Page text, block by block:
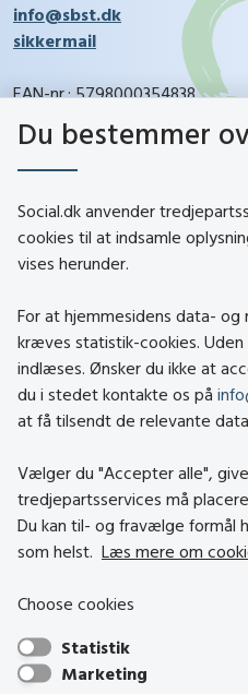
info@sbst.dk
sikkermail
EAN-nr.: 5798000354838
CVR-nr.: 26144698
Kontakt
About social.dk
Tilgængelighedserklæring
Om brugen af cookies
Besøg også
Socialministeriet
Hjælpemiddelbasen
Center mod
Du bestemmer
Social.dk anvender
cookies til at indsamle
vises herunder.
For at hjemmesidens data-
kræves statistik-cookies. Uden
indlæses. Ønsker du ikke at
du i stedet kontakte os på
at få tilsendt de relevante
Vælger du "Accepter alle",
tredjepartsservices må
Du kan til- og fravælge formål
som helst. Læs mere om
Choose cookies
Statistik
Marketing